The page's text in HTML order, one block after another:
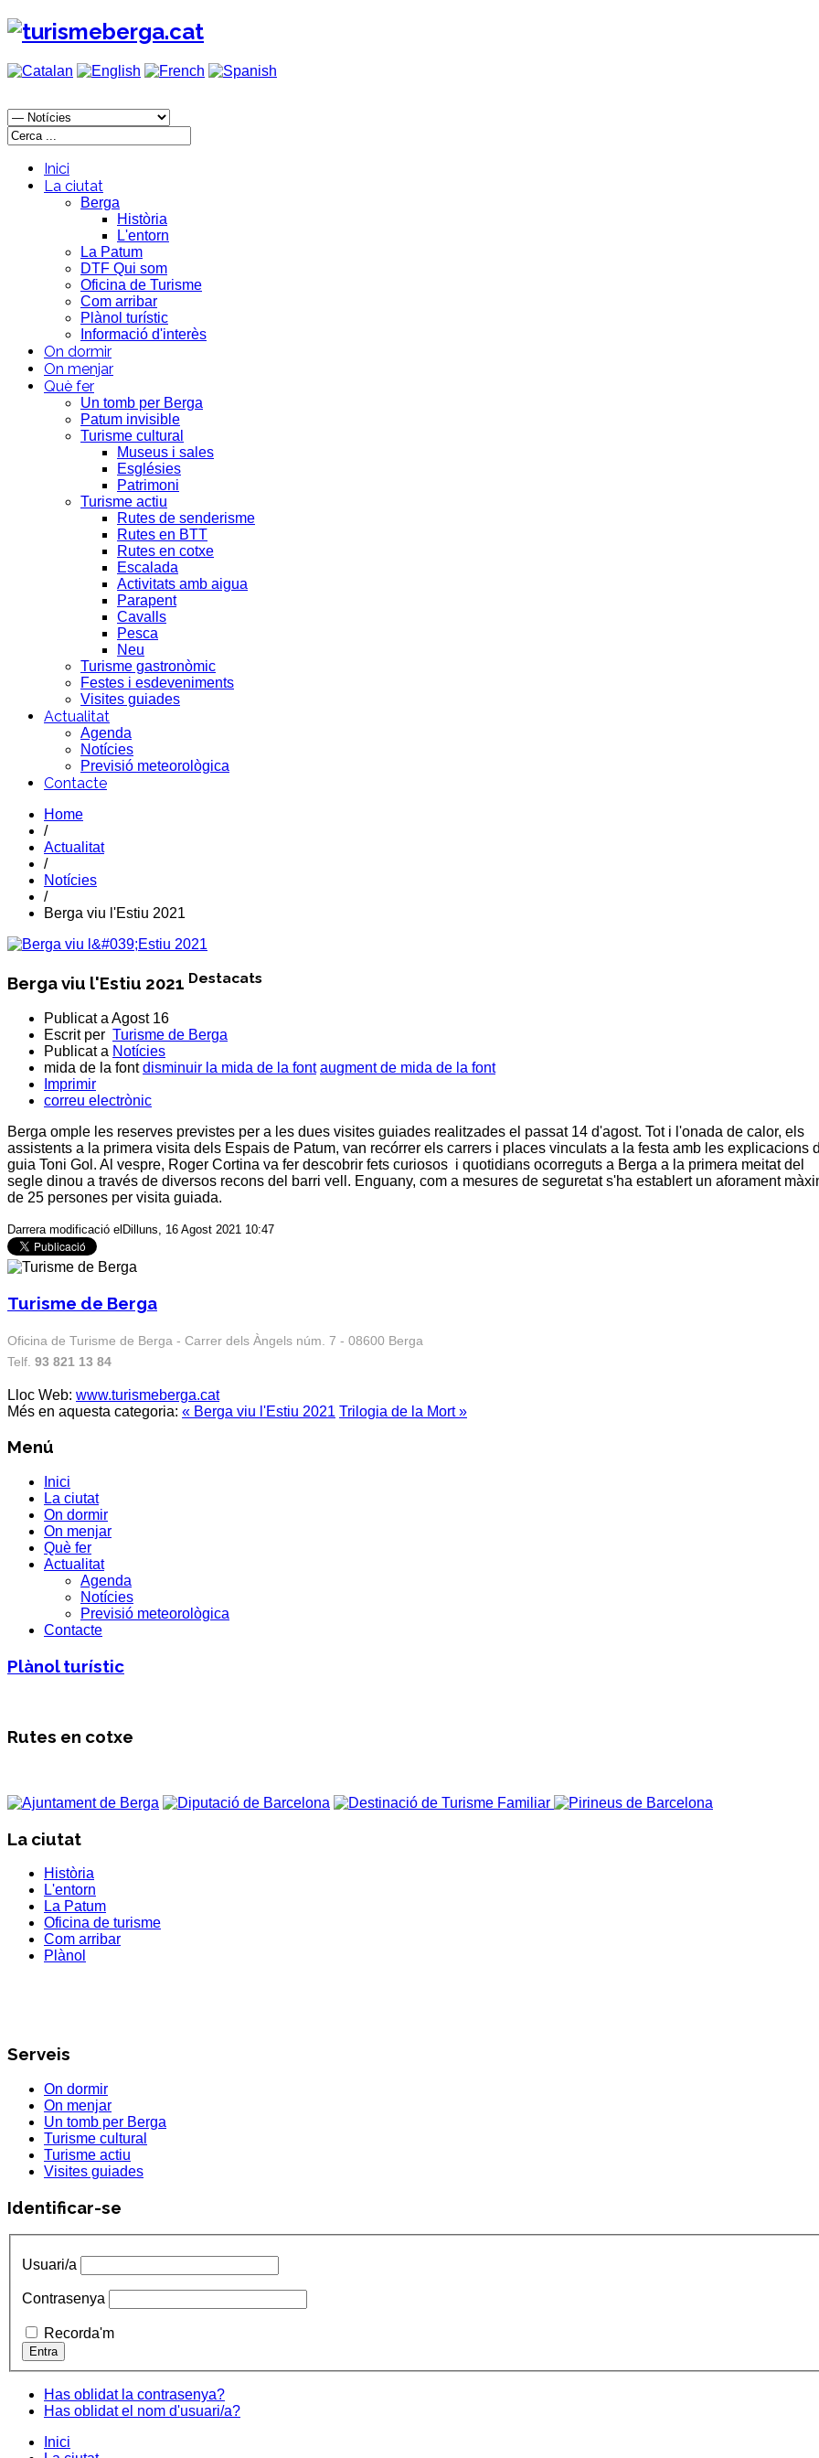
Inici
La ciutat
Berga
Història
L'entorn
La Patum
DTF Qui som
Oficina de Turisme
Com arribar
Plànol turístic
Informació d'interès
On dormir
On menjar
Què fer
Un tomb per Berga
Patum invisible
Turisme cultural
Museus i sales
Esglésies
Patrimoni
Turisme actiu
Rutes de senderisme
Rutes en BTT
Rutes en cotxe
Escalada
Activitats amb aigua
Parapent
Cavalls
Pesca
Neu
Turisme gastronòmic
Festes i esdeveniments
Visites guiades
Actualitat
Agenda
Notícies
Previsió meteorològica
Contacte
Home
/
Actualitat
/
Notícies
/
Berga viu l'Estiu 2021
Berga viu l'Estiu 2021 Destacats
Publicat a Agost 16
Escrit per Turisme de Berga
Publicat a Notícies
mida de la font disminuir la mida de la font augment de mida de la font
Imprimir
correu electrònic
Berga omple les reserves previstes per a les dues visites guiades realitzades el passat 14 d'agost. Tot i l'onada de calor, els
assistents a la primera visita dels Espais de Patum, van recórrer els carrers i places vinculats a la festa amb les explicacions
guia Toni Gol. Al vespre, Roger Cortina va fer descobrir fets curiosos i quotidians ocorreguts a Berga a la primera meitat del
segle dinou a través de diversos recons del barri vell. Enguany, com a mesures de seguretat s'ha establert un aforament
de 25 persones per visita guiada.
Darrera modificació elDilluns, 16 Agost 2021 10:47
Turisme de Berga
Oficina de Turisme de Berga - Carrer dels Àngels núm. 7 - 08600 Berga
Telf. 93 821 13 84
Lloc Web: www.turismeberga.cat
Més en aquesta categoria: « Berga viu l'Estiu 2021 Trilogia de la Mort »
Menú
Inici
La ciutat
On dormir
On menjar
Què fer
Actualitat
Agenda
Notícies
Previsió meteorològica
Contacte
Plànol turístic
Rutes en cotxe
La ciutat
Història
L'entorn
La Patum
Oficina de turisme
Com arribar
Plànol
Serveis
On dormir
On menjar
Un tomb per Berga
Turisme cultural
Turisme actiu
Visites guiades
Identificar-se
Usuari/a
Contrasenya
Recorda'm
Has oblidat la contrasenya?
Has oblidat el nom d'usuari/a?
Inici